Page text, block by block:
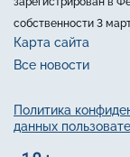
собственности 3
Карта сайта
Все новости
Политика
данных